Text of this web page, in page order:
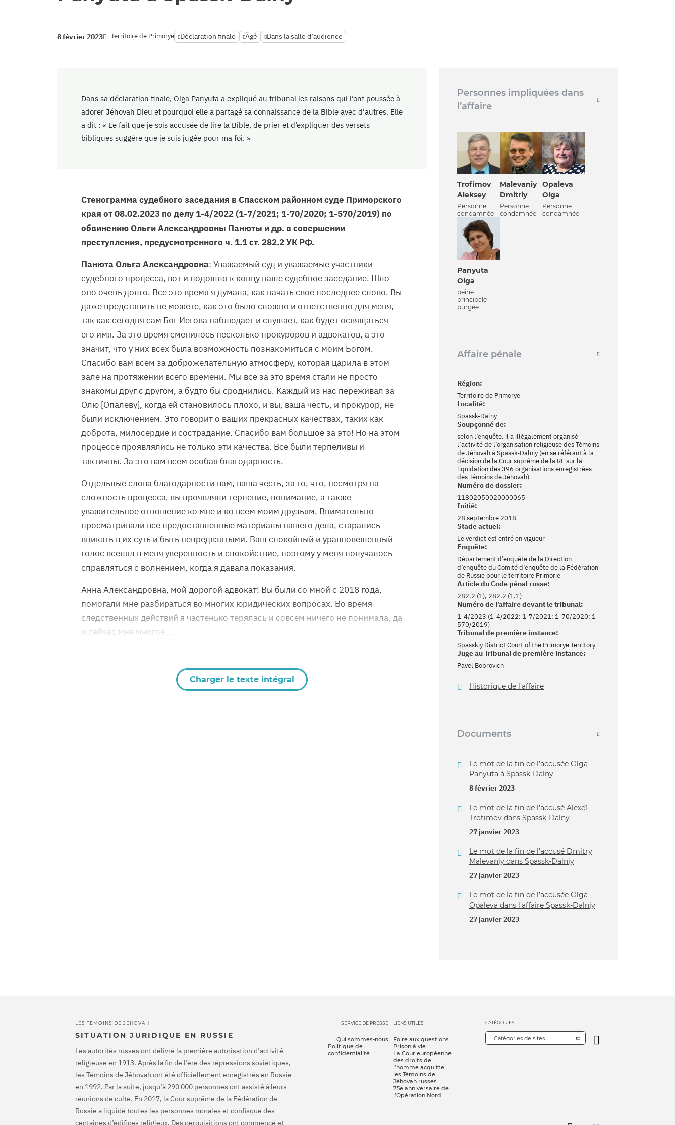
8 février 2023 Territoire de Primorye Déclaration finale Âgé Dans la salle d’audience
Dans sa déclaration finale, Olga Panyuta a expliqué au tribunal les raisons qui l’ont poussée à
adorer Jéhovah Dieu et pourquoi elle a partagé sa connaissance de la Bible avec d’autres. Elle
a dit : « Le fait que je sois accusée de lire la Bible, de prier et d’expliquer des versets
bibliques suggère que je suis jugée pour ma foi. »
Стенограмма судебного заседания в Спасском районном суде Приморского
края от 08.02.2023 по делу 1-4/2022 (1-7/2021; 1-70/2020; 1-570/2019) по
обвинению Ольги Александровны Панюты и др. в совершении
преступления, предусмотренного ч. 1.1 ст. 282.2 УК РФ.
Панюта Ольга Александровна: Уважаемый суд и уважаемые участники
судебного процесса, вот и подошло к концу наше судебное заседание. Шло
оно очень долго. Все это время я думала, как начать свое последнее слово. Вы
даже представить не можете, как это было сложно и ответственно для меня,
так как сегодня сам Бог Иегова наблюдает и слушает, как будет освящаться
его имя. За это время сменилось несколько прокуроров и адвокатов, а это
значит, что у них всех была возможность познакомиться с моим Богом.
Спасибо вам всем за доброжелательную атмосферу, которая царила в этом
зале на протяжении всего времени. Мы все за это время стали не просто
знакомы друг с другом, а будто бы сроднились. Каждый из нас переживал за
Олю [Опалеву], когда ей становилось плохо, и вы, ваша честь, и прокурор, не
были исключением. Это говорит о ваших прекрасных качествах, таких как
доброта, милосердие и сострадание. Спасибо вам большое за это! Но на этом
процессе проявлялись не только эти качества. Все были терпеливы и
тактичны. За это вам всем особая благодарность.
Отдельные слова благодарности вам, ваша честь, за то, что, несмотря на
сложность процесса, вы проявляли терпение, понимание, а также
уважительное отношение ко мне и ко всем моим друзьям. Внимательно
просматривали все предоставленные материалы нашего дела, старались
вникать в их суть и быть непредвзятыми. Ваш спокойный и уравновешенный
голос вселял в меня уверенность и спокойствие, поэтому у меня получалось
справляться с волнением, когда я давала показания.
Анна Александровна, мой дорогой адвокат! Вы были со мной с 2018 года,
помогали мне разбираться во многих юридических вопросах. Во время
следственных действий я частенько терялась и совсем ничего не понимала, да
и сейчас мне многое …
Charger le texte intégral
Personnes impliquées dans
l’affaire
Trofimov
Aleksey
Personne
condamnée
Malevaniy
Dmitriy
Personne
condamnée
Opaleva
Olga
Personne
condamnée
Panyuta
Olga
peine
principale
purgée
Affaire pénale
Région:
Territoire de Primorye
Localité:
Spassk-Dalny
Soupçonné de:
selon l’enquête, il a illégalement organisé
l’activité de l’organisation religieuse des Témoins
de Jéhovah à Spassk-Dalniy (en se référant à la
décision de la Cour suprême de la RF sur la
liquidation des 396 organisations enregistrées
des Témoins de Jéhovah)
Numéro de dossier:
11802050020000065
Initié:
28 septembre 2018
Stade actuel:
Le verdict est entré en vigueur
Enquête:
Département d’enquête de la Direction
d’enquête du Comité d’enquête de la Fédération
de Russie pour le territoire Primorie
Article du Code pénal russe:
282.2 (1), 282.2 (1.1)
Numéro de l’affaire devant le tribunal:
1-4/2023 (1-4/2022; 1-7/2021; 1-70/2020; 1-
570/2019)
Tribunal de première instance:
Spasskiy District Court of the Primorye Territory
Juge au Tribunal de première instance:
Pavel Bobrovich
Historique de l’affaire
Documents
Le mot de la fin de l’accusée Olga
Panyuta à Spassk-Dalny
8 février 2023
Le mot de la fin de l’accusé Alexeï
Trofimov dans Spassk-Dalny
27 janvier 2023
Le mot de la fin de l’accusé Dmitry
Malevaniy dans Spassk-Dalniy
27 janvier 2023
Le mot de la fin de l’accusée Olga
Opaleva dans l’affaire Spassk-Dalniy
27 janvier 2023
LES TÉMOINS DE JÉHOVAH
SITUATION JURIDIQUE EN RUSSIE
Les autorités russes ont délivré la première autorisation d’activité
religieuse en 1913. Après la fin de l’ère des répressions soviétiques,
les Témoins de Jéhovah ont été officiellement enregistrés en Russie
en 1992. Par la suite, jusqu’à 290 000 personnes ont assisté à leurs
réunions de culte. En 2017, la Cour suprême de la Fédération de
Russie a liquidé toutes les personnes morales et confisqué des
centaines d’édifices religieux. Des perquisitions ont commencé et
SERVICE DE PRESSE
Qui sommes-nous
Politique de
confidentialité
LIENS UTILES
Foire aux questions
Prison à vie
La Cour européenne
des droits de
l’homme acquitte
les Témoins de
Jéhovah russes
75e anniversaire de
l’Opération Nord
CATÉGORIES
Catégories de sites